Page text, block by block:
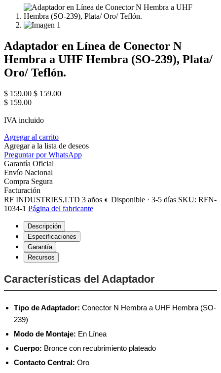
Adaptador en Línea de Conector N
Hembra a UHF Hembra (SO-239), Plata/
Oro/ Teflón.
$ 159.00 $159.00
$ 159.00
IVA incluido
Agregar al carrito
Agregar a la lista de deseos
Preguntar por WhatsApp
Garantía Oficial
Envío Nacional
Compra Segura
Facturación
RF INDUSTRIES,LTD 3 años ◐ Disponible · 3-5 días SKU: RFN-
1034-1 Página del fabricante
Descripción
Especificaciones
Garantía
Recursos
Características del Adaptador
Tipo de Adaptador: Conector N Hembra a UHF Hembra (SO-
239)
Modo de Montaje: En Línea
Cuerpo: Bronce con recubrimiento plateado
Contacto Central: Oro